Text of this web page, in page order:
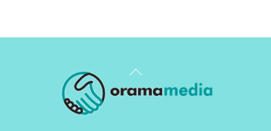
Back
To